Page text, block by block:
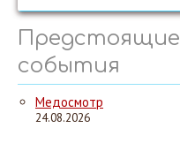
Предстоящие
события
Медосмотр
24.08.2026